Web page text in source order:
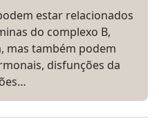
estar relacionados
do complexo B,
mas também podem
disfunções da